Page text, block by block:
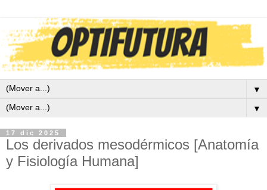
▼
▼
17 dic 2025
Los derivados mesodérmicos [Anatomía
y Fisiología Humana]